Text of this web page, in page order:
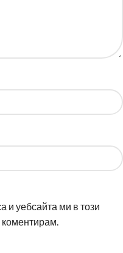
и уебсайта ми в този
коментирам.